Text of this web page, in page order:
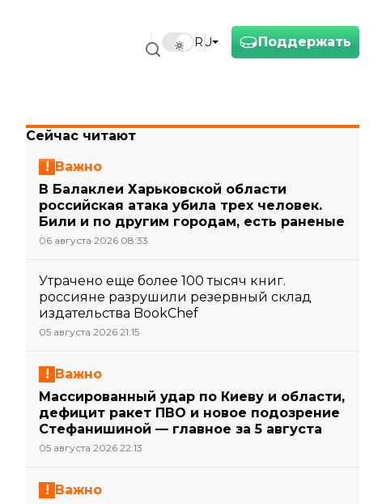
Поддержать
RU
Сейчас читают
Важно
В Балаклеи Харьковской области
российская атака убила трех человек.
Били и по другим городам, есть раненые
06 августа 2026 08:33
Утрачено еще более 100 тысяч книг.
россияне разрушили резервный склад
издательства BookChef
05 августа 2026 21:15
Важно
Массированный удар по Киеву и области,
дефицит ракет ПВО и новое подозрение
Стефанишиной — главное за 5 августа
05 августа 2026 22:13
Важно